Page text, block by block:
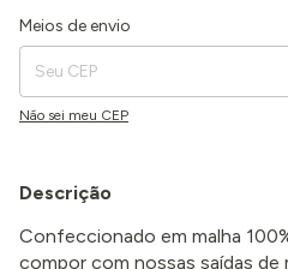
Entregas para o CEP:
Meios de envio
Não sei meu CEP
Descrição
Confeccionado em malha
compor com nossas saídas de